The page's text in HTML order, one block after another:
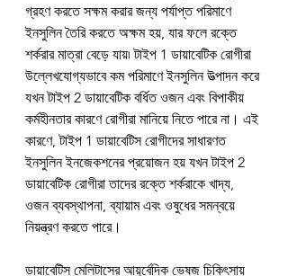
গ্রহণ করতে সক্ষম করার জন্য পর্যাপ্ত পরিমাণে
ইনসুলিন তৈরি করতে অক্ষম হয়, যার ফলে রক্তে
শর্করার মাত্রা বেড়ে যায়৷ টাইপ 1 ডায়াবেটিক রোগীরা
উল্লেখযোগ্যভাবে কম পরিমাণে ইনসুলিন উত্পাদন করে
যখন টাইপ 2 ডায়াবেটিক বর্ধিত ওজন এবং বিপাকীয়
কর্মহীনতার কারণে রোগীরা মানিয়ে নিতে পারে না। এই
কারণে, টাইপ 1 ডায়াবেটিস রোগীদের সাধারণত
ইনসুলিন ইনজেকশনের প্রয়োজন হয় যখন টাইপ 2
ডায়াবেটিক রোগীরা তাদের রক্তে শর্করাকে খাদ্য,
ওজন ব্যবস্থাপনা, ব্যায়াম এবং ওষুধের সমন্বয়ে
নিয়ন্ত্রণ করতে পারে।
ডায়াবেটিস মেলিটাসের আয়ুর্বেদিক ভেষজ চিকিৎসায়